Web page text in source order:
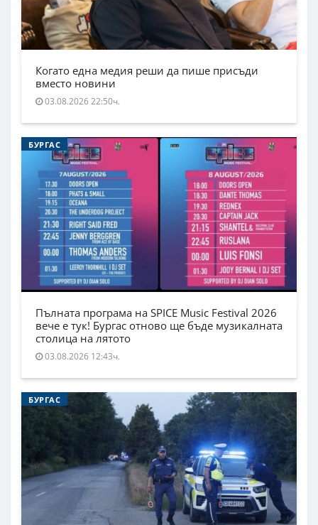
Когато една медия реши да пише присъди
вместо новини
03.08.2026 22:50ч.
БУРГАС
Пълната програма на SPICE Music Festival 2026
вече е тук! Бургас отново ще бъде музикалната
столица на лятото
03.08.2026 12:43ч.
БУРГАС